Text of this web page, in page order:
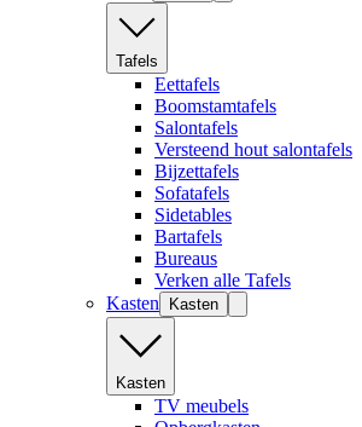
Tafels
Eettafels
Boomstamtafels
Salontafels
Versteend hout salontafels
Bijzettafels
Sofatafels
Sidetables
Bartafels
Bureaus
Verken alle Tafels
Kasten
Kasten
Kasten
TV meubels